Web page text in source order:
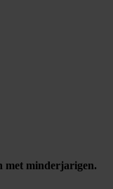
met minderjarigen.